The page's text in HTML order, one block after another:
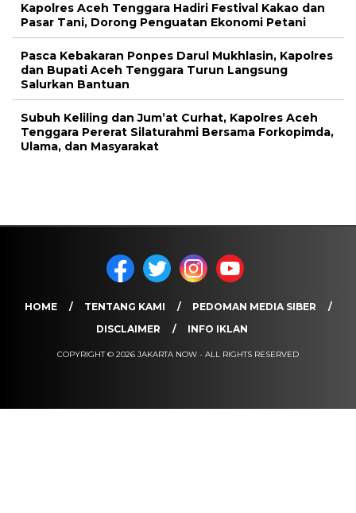
Kapolres Aceh Tenggara Hadiri Festival Kakao dan
Pasar Tani, Dorong Penguatan Ekonomi Petani
Pasca Kebakaran Ponpes Darul Mukhlasin, Kapolres
dan Bupati Aceh Tenggara Turun Langsung
Salurkan Bantuan
Subuh Keliling dan Jum’at Curhat, Kapolres Aceh
Tenggara Pererat Silaturahmi Bersama Forkopimda,
Ulama, dan Masyarakat
HOME TENTANG KAMI
PEDOMAN MEDIA SIBER
DISCLAIMER
INFO IKLAN
COPYRIGHT © 2026 JAKARTA NOW - ALL RIGHTS RESERVED